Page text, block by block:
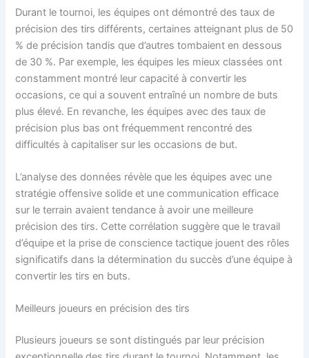
Durant le tournoi, les équipes ont démontré des taux de
précision des tirs différents, certaines atteignant plus de 50
% de précision tandis que d’autres tombaient en dessous
de 30 %. Par exemple, les équipes les mieux classées ont
constamment montré leur capacité à convertir les
occasions, ce qui a souvent entraîné un nombre de buts
plus élevé. En revanche, les équipes avec des taux de
précision plus bas ont fréquemment rencontré des
difficultés à capitaliser sur les occasions de but.
L’analyse des données révèle que les équipes avec une
stratégie offensive solide et une communication efficace
sur le terrain avaient tendance à avoir une meilleure
précision des tirs. Cette corrélation suggère que le travail
d’équipe et la prise de conscience tactique jouent des rôles
significatifs dans la détermination du succès d’une équipe à
convertir les tirs en buts.
Meilleurs joueurs en précision des tirs
Plusieurs joueurs se sont distingués par leur précision